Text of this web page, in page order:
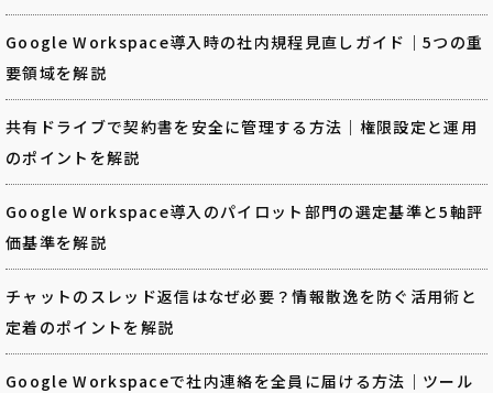
Google Workspace導入時の社内規程見直しガイド｜5つの重
要領域を解説
共有ドライブで契約書を安全に管理する方法｜権限設定と運用
のポイントを解説
Google Workspace導入のパイロット部門の選定基準と5軸評
価基準を解説
チャットのスレッド返信はなぜ必要？情報散逸を防ぐ活用術と
定着のポイントを解説
Google Workspaceで社内連絡を全員に届ける方法｜ツール